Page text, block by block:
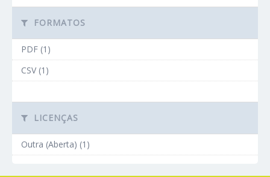
FORMATOS
PDF (1)
CSV (1)
LICENÇAS
Outra (Aberta) (1)